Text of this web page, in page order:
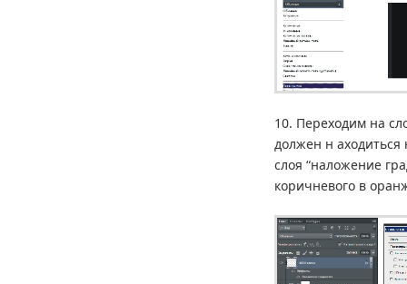
10. Переходим на
должен н аходиться
слоя “наложение
коричневого в